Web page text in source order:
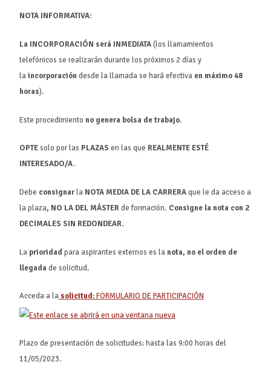
NOTA INFORMATIVA:
La INCORPORACIÓN será INMEDIATA(los llamamientos
telefónicos se realizarán durante los próximos 2 días y
laincorporacióndesde la llamada se hará efectiva en máximo 48
horas).
Este procedimiento no genera bolsa de trabajo.
OPTEsolo por las PLAZAS en las que REALMENTE ESTÉ
INTERESADO/A.
Debe consignarla NOTA MEDIA DE LA CARRERAque le da acceso a
la plaza, NO LA DEL MÁSTERde formación. Consigne la nota con 2
DECIMALES SIN REDONDEAR.
Laprioridad para aspirantes externos es lanota, no el orden de
llegadade solicitud.
Acceda a la solicitud:FORMULARIO DE PARTICIPACIÓN
Plazo de presentación de solicitudes: hasta las 9:00 horas del
11/05/2023.